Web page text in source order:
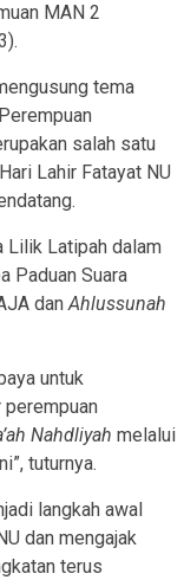
MAN 2
tema
salah satu
Lahir Fatayat NU
Lilik Latipah dalam
Paduan Suara
danAhlussunah
untuk
Nahdliyah melalui
tuturnya.
langkah awal
dan mengajak
terus